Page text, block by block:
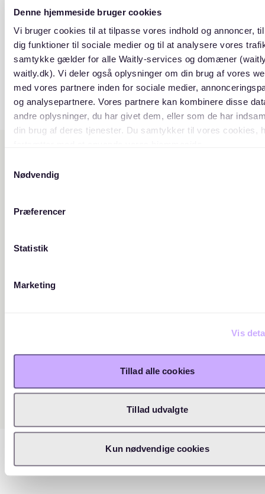
Denne hjemmeside bruger cookies
Vi bruger cookies til at tilpasse vores indhold og annoncer,
dig funktioner til sociale medier og til at analysere vores
samtykke gælder for alle Waitly-services og domæner
waitly.dk). Vi deler også oplysninger om din brug af vores
med vores partnere inden for sociale medier,
og analysepartnere. Vores partnere kan kombinere disse
andre oplysninger, du har givet dem, eller som de har
din brug af deres tjenester. Du samtykker til vores cookies,
Nødvendig
Præferencer
Statistik
Marketing
Vis
Tillad alle cookies
Tillad udvalgte
Kun nødvendige cookies